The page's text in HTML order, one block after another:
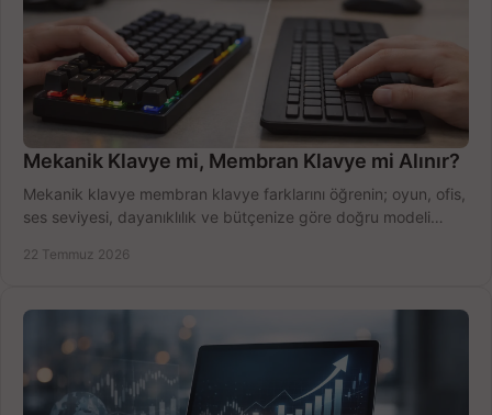
Mekanik Klavye mi, Membran Klavye mi Alınır?
Mekanik klavye membran klavye farklarını öğrenin; oyun, ofis,
ses seviyesi, dayanıklılık ve bütçenize göre doğru modeli
22 Temmuz 2026